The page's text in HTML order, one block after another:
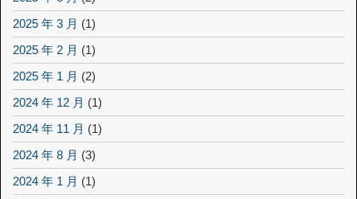
2025 年 3 月 (1)
2025 年 2 月 (1)
2025 年 1 月 (2)
2024 年 12 月 (1)
2024 年 11 月 (1)
2024 年 8 月 (3)
2024 年 1 月 (1)